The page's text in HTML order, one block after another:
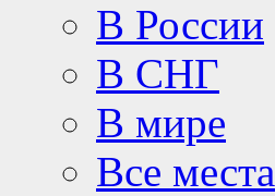
В России
В СНГ
В мире
Все места